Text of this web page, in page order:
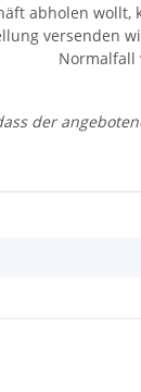
abholen
versenden
Normalfall
der